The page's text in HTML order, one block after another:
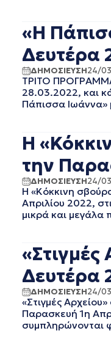
«Η
Δευτέρα
ΔΗΜΟΣΙΕΥΣΗ24/
ΤΡΙΤΟ
28.03.2022, και
Πάπισσα Ιωάννα»
Η
την
ΔΗΜΟΣΙΕΥΣΗ24/
Η «Κόκκινη
Απριλίου 2022,
μικρά και μεγάλα
Δευτέρα
ΔΗΜΟΣΙΕΥΣΗ24/
«Στιγμές
Παρασκευή 1η
συμπληρώνονται